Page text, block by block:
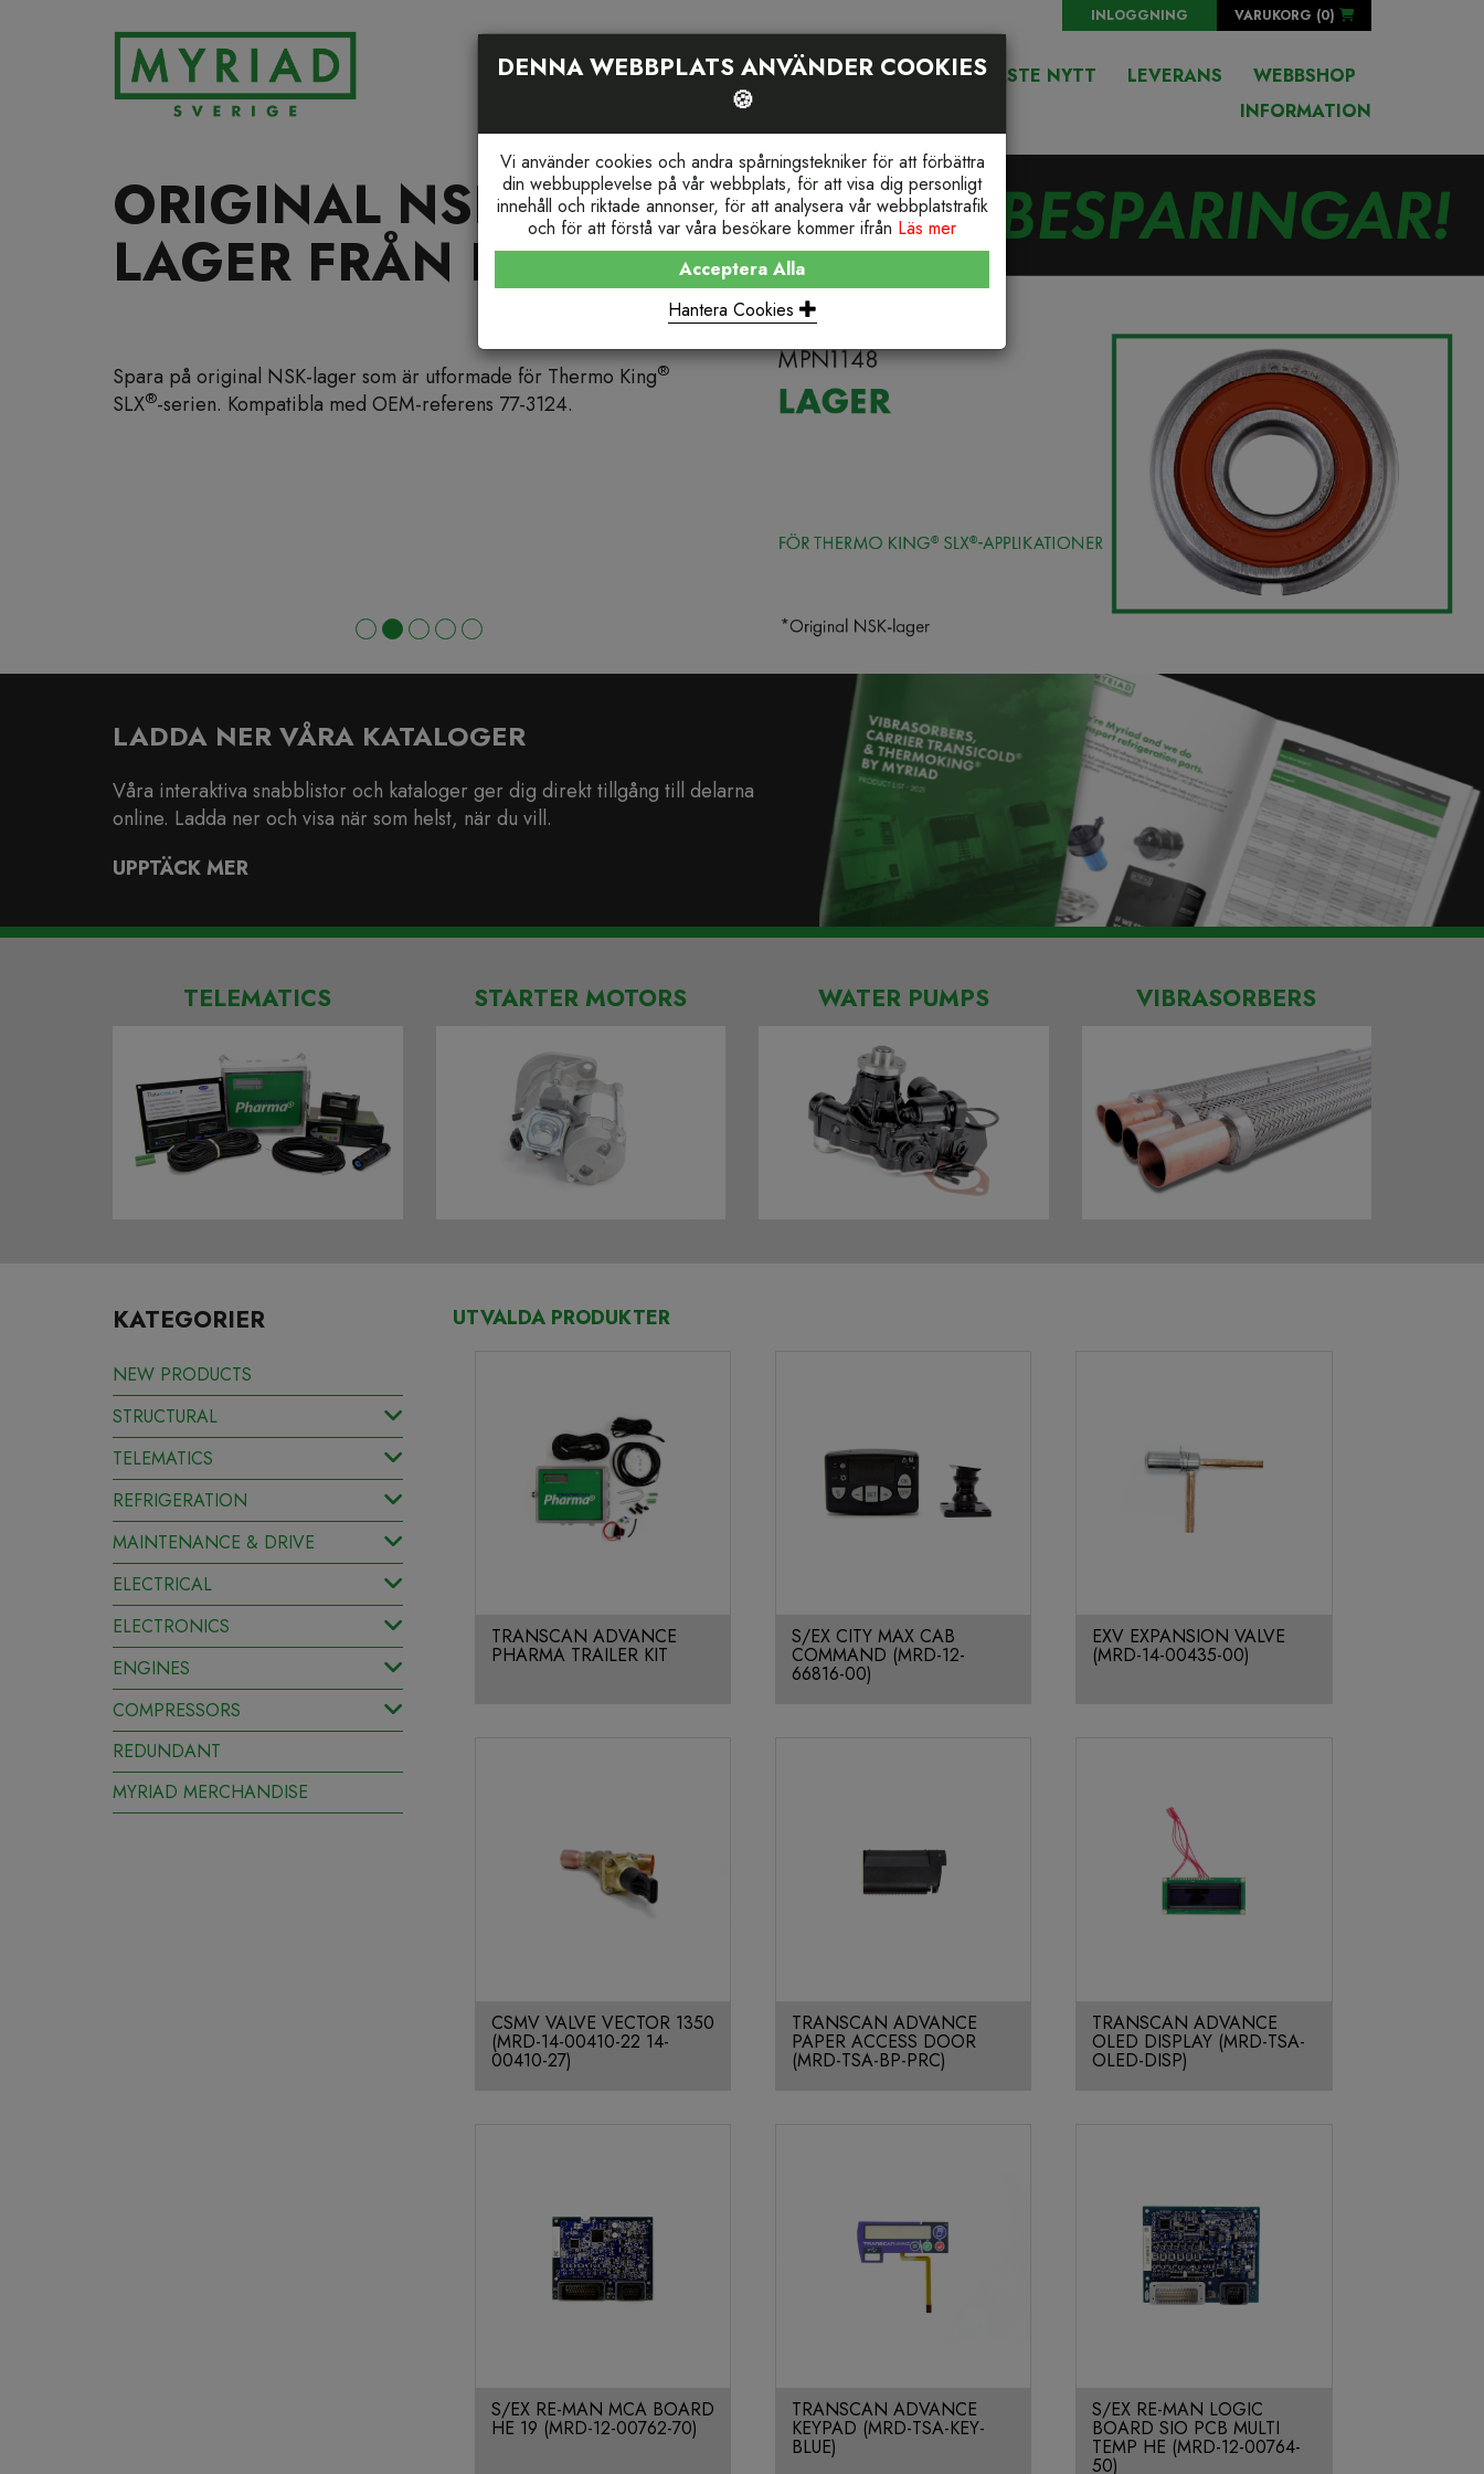
INLOGGNING VARUKORG (0)
PRODUKTSÖKNING HEM OM OSS SENASTE NYTT LEVERANS
WEBBSHOP
INFORMATION
ORIGINAL NSK-
LAGER FRÅN ENDAST
Spara på original NSK-lager som är utformade för Thermo King®
SLX®-serien. Kompatibla med OEM-referens 77-3124.
LADDA NER VÅRA KATALOGER
Våra interaktiva snabblistor och kataloger ger dig direkt tillgång till delarna
online. Ladda ner och visa när som helst, när du vill.
UPPTÄCK MER
TELEMATICS STARTER MOTORS WATER PUMPS VIBRASORBERS
KATEGORIER
NEW PRODUCTS
STRUCTURAL
TELEMATICS
REFRIGERATION
MAINTENANCE & DRIVE
ELECTRICAL
ELECTRONICS
ENGINES
COMPRESSORS
REDUNDANT
MYRIAD MERCHANDISE
UTVALDA PRODUKTER
TRANSCAN ADVANCE
PHARMA TRAILER KIT
S/EX CITY MAX CAB
COMMAND (MRD-12-
66816-00)
EXV EXPANSION VALVE
(MRD-14-00435-00)
CSMV VALVE VECTOR 1350
(MRD-14-00410-22 14-
00410-27)
TRANSCAN ADVANCE
PAPER ACCESS DOOR
(MRD-TSA-BP-PRC)
TRANSCAN ADVANCE
OLED DISPLAY (MRD-TSA-
OLED-DISP)
S/EX RE-MAN MCA BOARD
HE 19 (MRD-12-00762-70)
TRANSCAN ADVANCE
KEYPAD (MRD-TSA-KEY-
BLUE)
S/EX RE-MAN LOGIC
BOARD SIO PCB MULTI
TEMP HE (MRD-12-00764-
50)
DENNA WEBBPLATS ANVÄNDER COOKIES
🍪
Vi använder cookies och andra spårningstekniker för att förbättra
din webbupplevelse på vår webbplats, för att visa dig personligt
innehåll och riktade annonser, för att analysera vår webbplatstrafik
och för att förstå var våra besökare kommer ifrån Läs mer
Acceptera Alla
Hantera Cookies